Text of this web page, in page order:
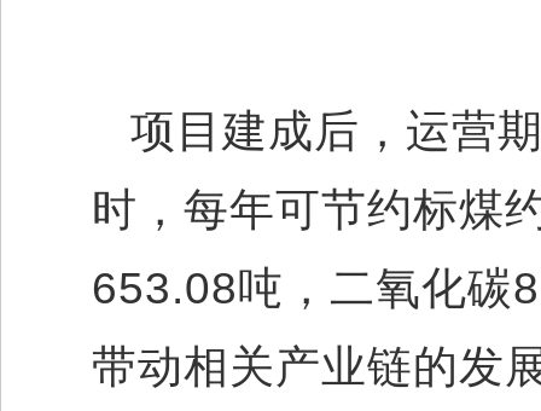
项目建成后，运营
时，每年可节约标煤
653.08吨，二氧化碳
带动相关产业链的发